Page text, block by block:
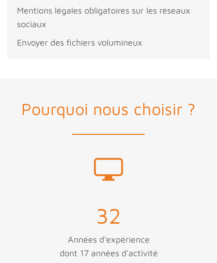
Mentions légales obligatoires sur les réseaux
sociaux
Envoyer des fichiers volumineux
Pourquoi nous choisir ?
32
Années d'expérience
dont 17 années d'activité